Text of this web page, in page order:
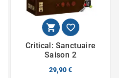
 
Critical: Sanctuaire
Saison 2
29,90 €